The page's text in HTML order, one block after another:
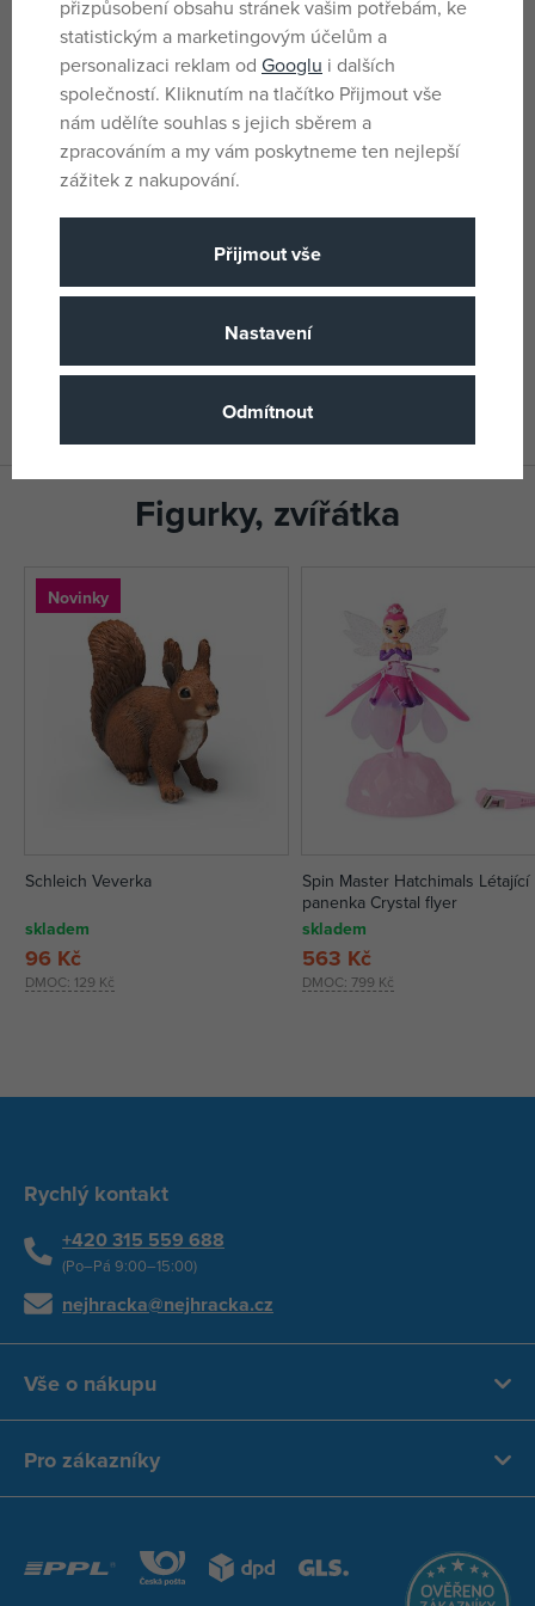
Materiál Plast
Název podskupiny zboži Playmobil
Věk od 4 let
Země původu TN
Výrobce / Dodavatel
produkty)
EAN 4008789715067
Figurky, zvířátka
Novinky
Schleich Veverka
skladem
DMOC: 129 Kč
96 Kč
Spin Master Hatchimals Létající
panenka Crystal flyer
skladem
DMOC:799 Kč
563 Kč
Rychlý kontakt
+420 315 559 688
(Po–Pá 9:00–15:00)
nejhracka@nejhracka.cz
Vše o nákupu
Pro zákazníky
přizpůsobení obsahu stránek vašim potřebám, ke
statistickým a marketingovým účelům a
personalizaci reklam od Googlu i dalších
společností. Kliknutím na tlačítko Přijmout vše
nám udělíte souhlas s jejich sběrem a
zpracováním a my vám poskytneme ten nejlepší
zážitek z nakupování.
Přijmout vše
Nastavení
Odmítnout